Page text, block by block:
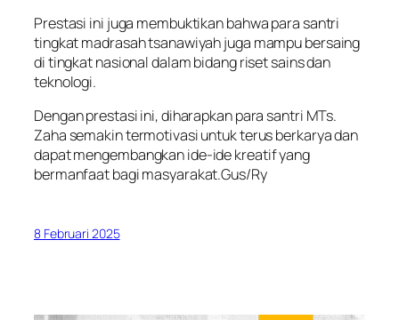
Prestasi ini juga membuktikan bahwa para santri
tingkat madrasah tsanawiyah juga mampu bersaing
di tingkat nasional dalam bidang riset sains dan
teknologi.
Dengan prestasi ini, diharapkan para santri MTs.
Zaha semakin termotivasi untuk terus berkarya dan
dapat mengembangkan ide-ide kreatif yang
bermanfaat bagi masyarakat.Gus/Ry
8 Februari 2025